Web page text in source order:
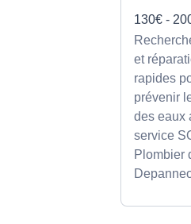
130€ -
et
rapides
prévenir
des eaux
service
Plombier